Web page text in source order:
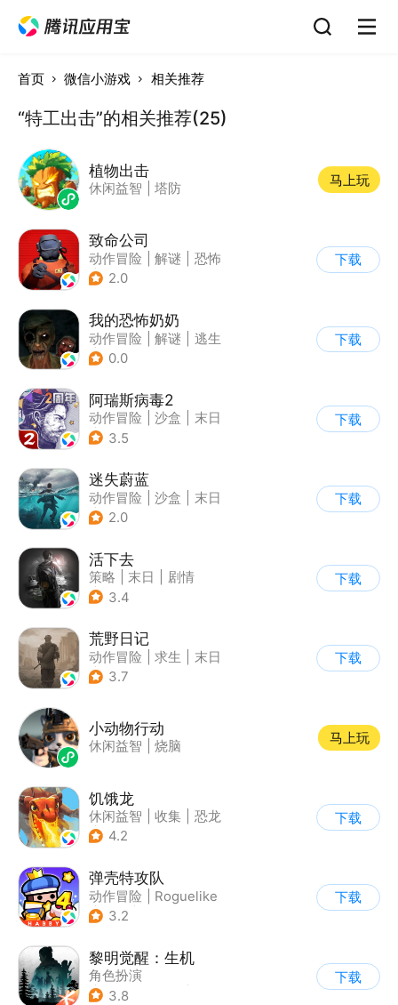
首页 微信小游戏 相关推荐
“特工出击”的相关推荐(25)
植物出击
休闲益智 塔防
马上玩
致命公司
动作冒险 解谜
恐怖
| 欧美风
2.0
下载
我的恐怖奶奶
动作冒险 解谜
逃生
| 写实
0.0
下载
阿瑞斯病毒2
动作冒险 沙盒
末日
| 剧情
3.5
下载
迷失蔚蓝
动作冒险 沙盒
末日
| 开放世界
2.0
下载
活下去
策略 末日
剧情
| 暗黑
3.4
下载
荒野日记
动作冒险 求生
末日
| 荒野日记
3.7
下载
小动物行动
休闲益智 烧脑
马上玩
饥饿龙
休闲益智 收集
恐龙
| 宠物
4.2
下载
弹壳特攻队
动作冒险
Roguelike
| 冒险
3.2
下载
黎明觉醒：生机
角色扮演
| 第三人称射击
3.8
下载